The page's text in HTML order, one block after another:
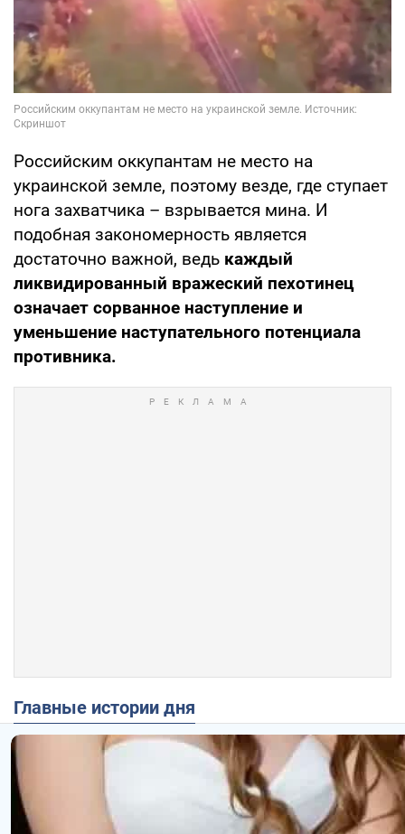
Российским оккупантам не место на
украинской земле, поэтому везде, где ступает
нога захватчика – взрывается мина. И
подобная закономерность является
достаточно важной, ведь каждый
ликвидированный вражеский пехотинец
означает сорванное наступление и
уменьшение наступательного потенциала
противника.
Главные истории дня